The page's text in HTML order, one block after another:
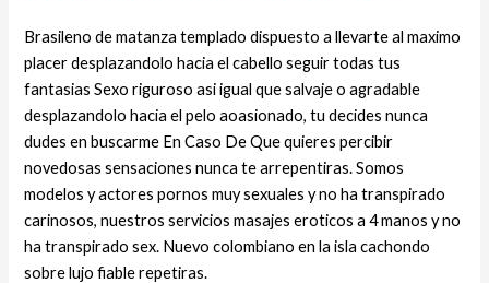
Brasileno de matanza templado dispuesto a llevarte al maximo
placer desplazandolo hacia el cabello seguir todas tus
fantasias Sexo riguroso asi igual que salvaje o agradable
desplazandolo hacia el pelo aoasionado, tu decides nunca
dudes en buscarme En Caso De Que quieres percibir
novedosas sensaciones nunca te arrepentiras. Somos
modelos y actores pornos muy sexuales y no ha transpirado
carinosos, nuestros servicios masajes eroticos a 4 manos y no
ha transpirado sex. Nuevo colombiano en la isla cachondo
sobre lujo fiable repetiras.